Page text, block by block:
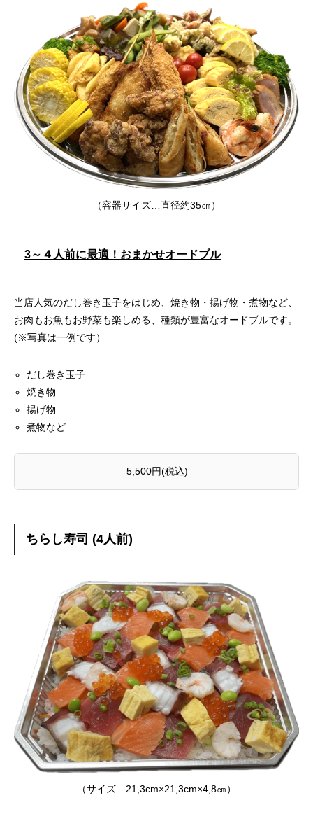
（容器サイズ…直径約35㎝）
3～４人前に最適！おまかせオードブル
当店人気のだし巻き玉子をはじめ、焼き物・揚げ物・煮物など、
お肉もお魚もお野菜も楽しめる、種類が豊富なオードブルです。
(※写真は一例です）
だし巻き玉子
焼き物
揚げ物
煮物など
5,500円(税込)
ちらし寿司 (4人前)
（サイズ…21,3cm×21,3cm×4,8㎝）